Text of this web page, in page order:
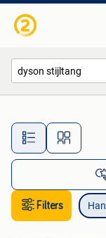
Filters